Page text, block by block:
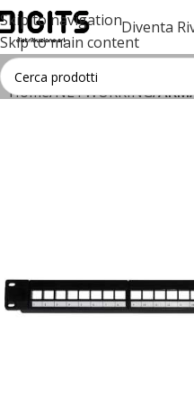
Skip to navigation
Skip to main content
Diventa
Home NETWORKING